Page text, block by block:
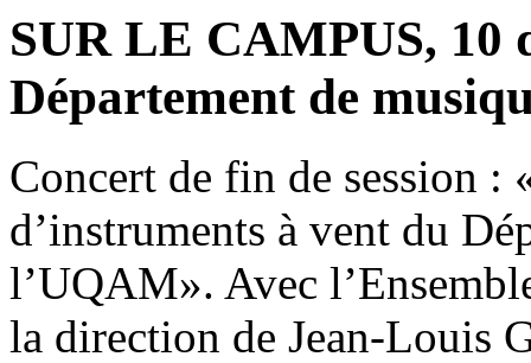
SUR LE CAMPUS, 10
Département de
Concert de fin de session :
d’instruments à vent du
l’UQAM». Avec
la direction de Jean-Louis